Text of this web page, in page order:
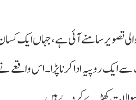
تصویر سامنے آئی ہے، جہاں ایک
سے ایک روپیہ ادا کرنا پڑا۔ اس واقعے